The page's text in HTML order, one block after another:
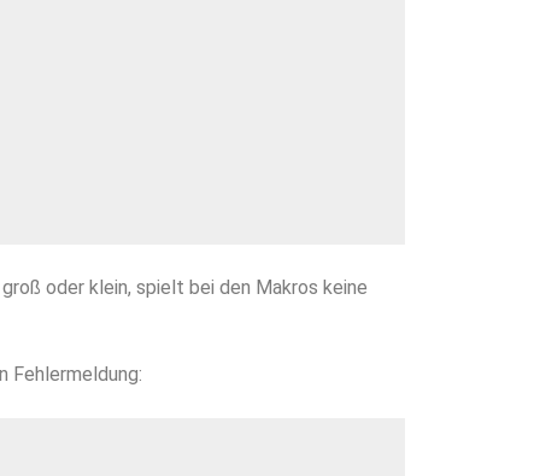
oder klein, spielt bei den Makros keine
Fehlermeldung: